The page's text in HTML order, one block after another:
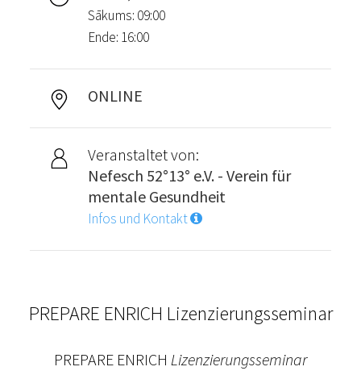
Sākums: 09:00
Ende: 16:00
ONLINE
Veranstaltet von:
Nefesch 52°13° e.V. - Verein für
mentale Gesundheit
Infos und Kontakt
PREPARE ENRICH Lizenzierungsseminar
PREPARE ENRICH Lizenzierungsseminar